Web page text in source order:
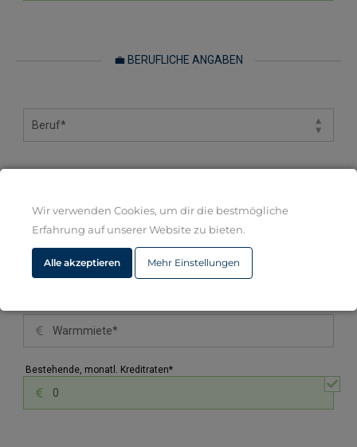
💼 BERUFLICHE ANGABEN
💶 MONATLICHE EINNAHMEN UND AUSGABEN
Bestehende, monatl. Kreditraten*
Wir verwenden Cookies, um dir die bestmögliche
Erfahrung auf unserer Website zu bieten.
Alle akzeptieren Mehr Einstellungen